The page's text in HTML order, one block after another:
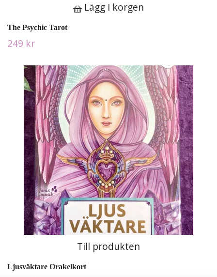
Lägg i korgen
The Psychic Tarot
249 kr
Till produkten
Ljusväktare Orakelkort